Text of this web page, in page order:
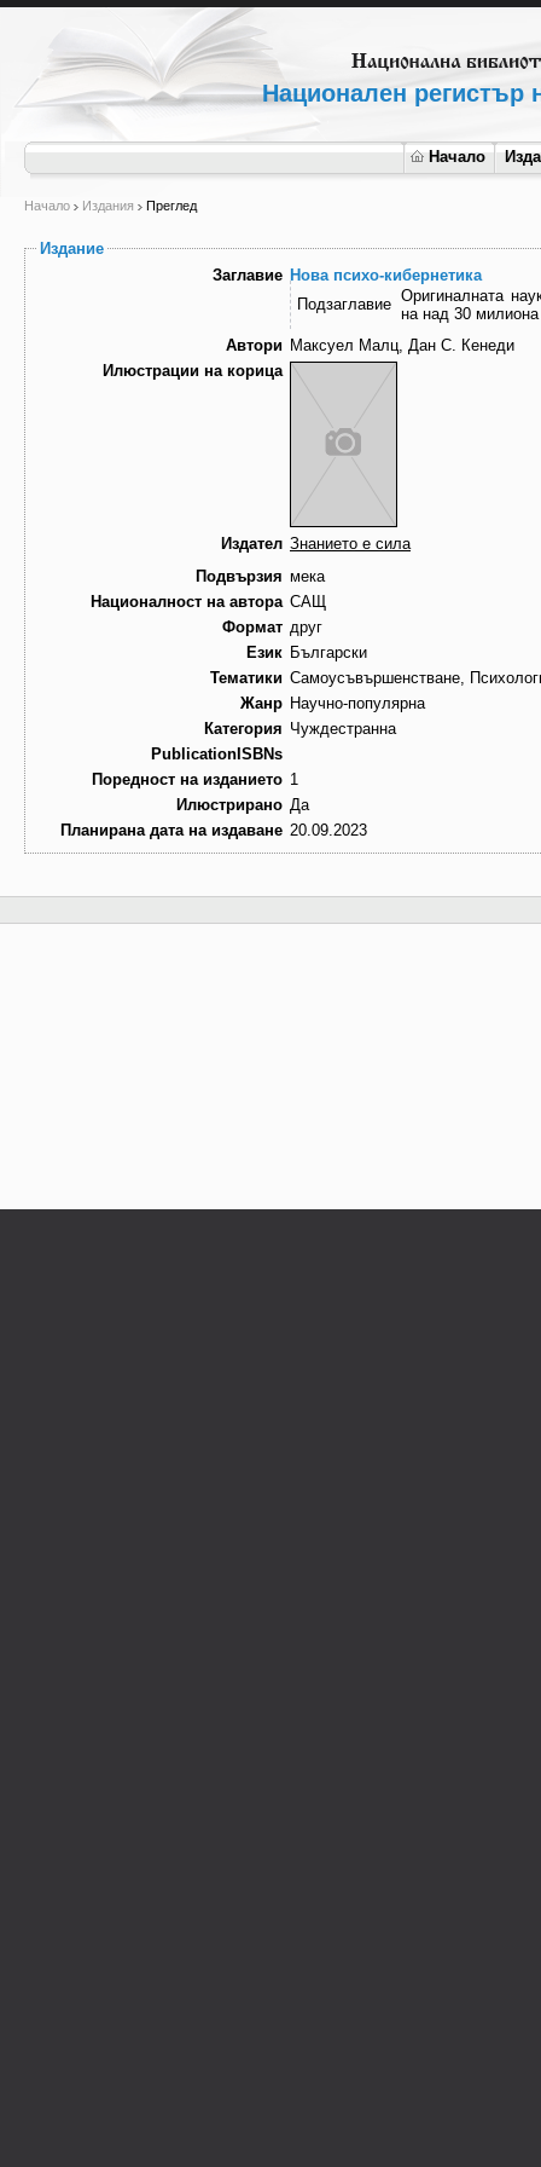
Национален регистър
Начало
Начало Издания Преглед
Издание
Заглавие Нова психо-кибернетика
Подзаглавие Оригиналната
на над 30
Автори Максуел Малц, Дан С. Кенеди
Илюстрации на корица
Издател Знанието е сила
Подвързия мека
Националност на автора САЩ
Формат друг
Език Български
Тематики Самоусъвършенстване,
Жанр Научно-популярна
Категория Чуждестранна
PublicationISBNs
Поредност на изданието 1
Илюстрирано Да
Планирана дата на издаване 20.09.2023